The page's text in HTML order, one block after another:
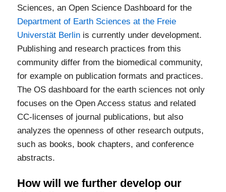
Sciences, an Open Science Dashboard for the
Department of Earth Sciences at the Freie
Universtät Berlin is currently under development.
Publishing and research practices from this
community differ from the biomedical community,
for example on publication formats and practices.
The OS dashboard for the earth sciences not only
focuses on the Open Access status and related
CC-licenses of journal publications, but also
analyzes the openness of other research outputs,
such as books, book chapters, and conference
abstracts.
How will we further develop our